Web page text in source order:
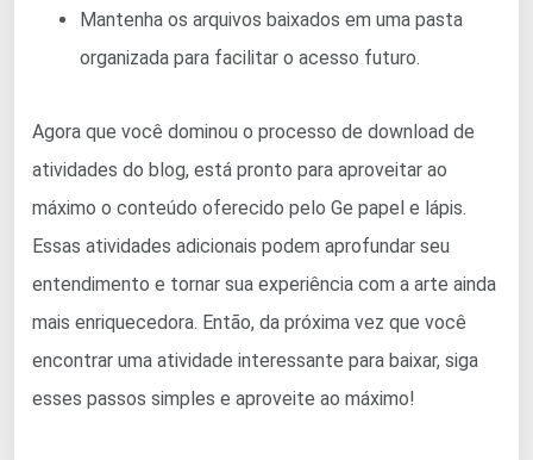
Mantenha os arquivos baixados em uma pasta
organizada para facilitar o acesso futuro.
Agora que você dominou o processo de download de
atividades do blog, está pronto para aproveitar ao
máximo o conteúdo oferecido pelo Ge papel e lápis.
Essas atividades adicionais podem aprofundar seu
entendimento e tornar sua experiência com a arte ainda
mais enriquecedora. Então, da próxima vez que você
encontrar uma atividade interessante para baixar, siga
esses passos simples e aproveite ao máximo!